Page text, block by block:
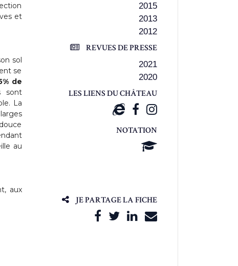
et
sol
se
de
sont
La
au
aux
2015
2013
2012
REVUES DE PRESSE
2021
2020
LES LIENS DU CHÂTEAU
NOTATION
JE PARTAGE LA FICHE